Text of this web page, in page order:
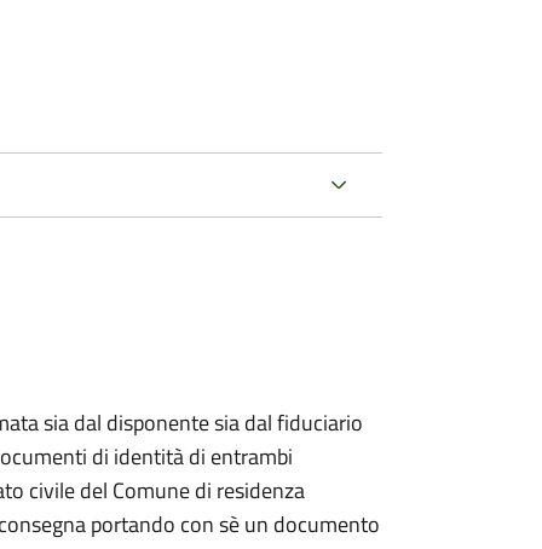
sia dal disponente sia dal fiduciario
di identità di entrambi
civile del Comune di residenza
portando con sè un documento